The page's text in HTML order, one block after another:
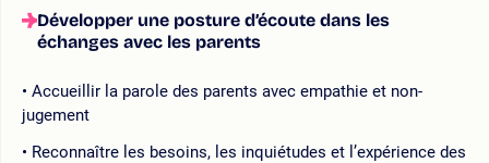
Développer une posture d’écoute dans les
échanges avec les parents
Accueillir la parole des parents avec empathie et non-
jugement
Reconnaître les besoins, les inquiétudes et l’expérience des